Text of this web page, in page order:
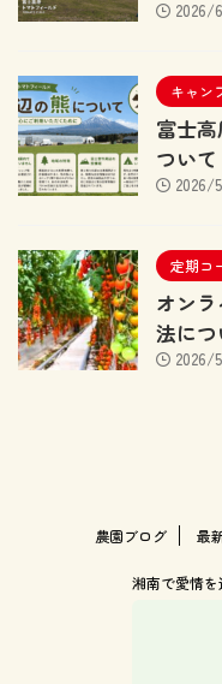
2026/
キャン
富士
ついて
2026/
定期コ
オン
法につ
2026/
農園ブログ 最
湘南で愛情